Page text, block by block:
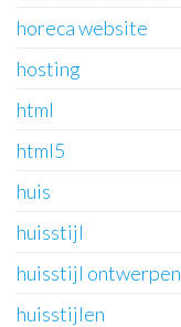
horeca website
hosting
html
html5
huis
huisstijl
huisstijl ontwerpen
huisstijlen